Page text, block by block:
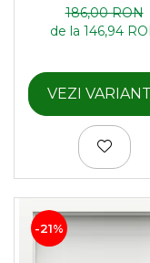
186,00 RON
de la 146,94
VEZI
-21%